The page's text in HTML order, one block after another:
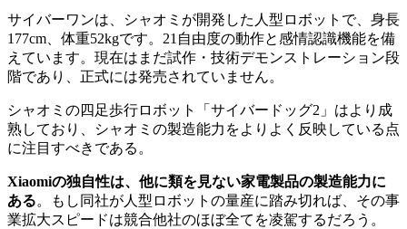
サイバーワンは、シャオミが開発した人型ロボットで、身長
177cm、体重52kgです。21自由度の動作と感情認識機能を備
えています。現在はまだ試作・技術デモンストレーション段
階であり、正式には発売されていません。
シャオミの四足歩行ロボット「サイバードッグ2」はより成
熟しており、シャオミの製造能力をよりよく反映している点
に注目すべきである。
Xiaomiの独自性は、他に類を見ない家電製品の製造能力に
ある。もし同社が人型ロボットの量産に踏み切れば、その事
業拡大スピードは競合他社のほぼ全てを凌駕するだろう。